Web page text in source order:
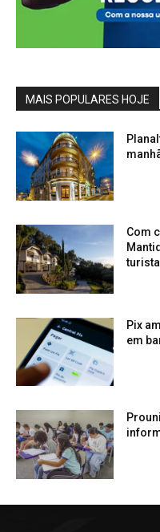
MAIS POPULARES HOJE
Com
Pix
em